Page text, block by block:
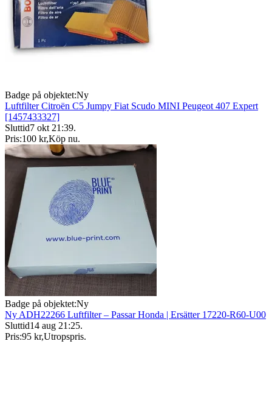
Badge på objektet:Ny
Luftfilter Citroën C5 Jumpy Fiat Scudo MINI Peugeot 407 Expert
[1457433327]
Sluttid7 okt 21:39.
Pris:100 kr,Köp nu.
Badge på objektet:Ny
Ny ADH22266 Luftfilter – Passar Honda | Ersätter 17220-R60-U00
Sluttid14 aug 21:25.
Pris:95 kr,Utropspris.